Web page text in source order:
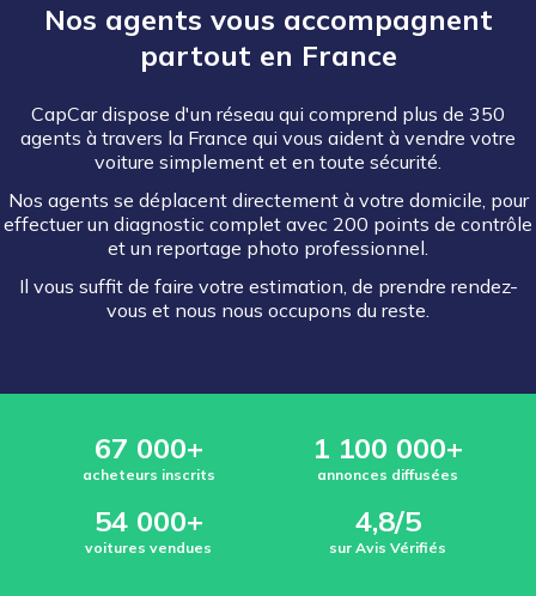
Nos agents vous accompagnent
partout en France
CapCar dispose d'un réseau qui comprend plus de 350
agents à travers la France qui vous aident à vendre votre
voiture simplement et en toute sécurité.
Nos agents se déplacent directement à votre domicile, pour
effectuer un diagnostic complet avec 200 points de contrôle
et un reportage photo professionnel.
Il vous suffit de faire votre estimation, de prendre rendez-
vous et nous nous occupons du reste.
67 000+
acheteurs inscrits
1 100 000+
annonces diffusées
54 000+
voitures vendues
4,8/5
sur Avis Vérifiés